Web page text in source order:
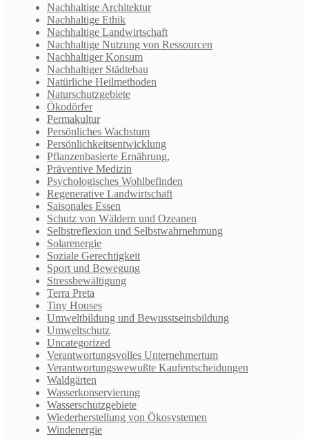
Nachhaltige Architektur
Nachhaltige Ethik
Nachhaltige Landwirtschaft
Nachhaltige Nutzung von Ressourcen
Nachhaltiger Konsum
Nachhaltiger Städtebau
Natürliche Heilmethoden
Naturschutzgebiete
Ökodörfer
Permakultur
Persönliches Wachstum
Persönlichkeitsentwicklung
Pflanzenbasierte Ernährung,
Präventive Medizin
Psychologisches Wohlbefinden
Regenerative Landwirtschaft
Saisonales Essen
Schutz von Wäldern und Ozeanen
Selbstreflexion und Selbstwahrnehmung
Solarenergie
Soziale Gerechtigkeit
Sport und Bewegung
Stressbewältigung
Terra Preta
Tiny Houses
Umweltbildung und Bewusstseinsbildung
Umweltschutz
Uncategorized
Verantwortungsvolles Unternehmertum
Verantwortungswewußte Kaufentscheidungen
Waldgärten
Wasserkonservierung
Wasserschutzgebiete
Wiederherstellung von Ökosystemen
Windenergie